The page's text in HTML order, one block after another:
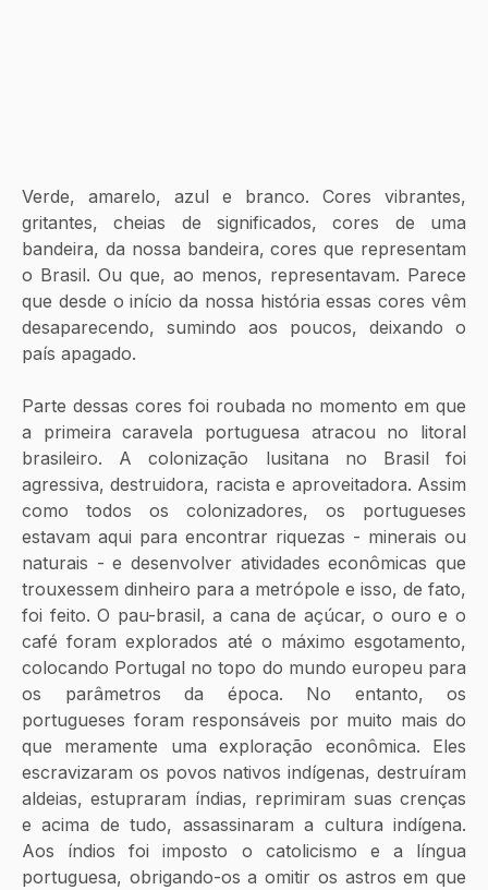
Verde, amarelo, azul e branco. Cores vibrantes,
gritantes, cheias de significados, cores de uma
bandeira, da nossa bandeira, cores que representam
o Brasil. Ou que, ao menos, representavam. Parece
que desde o início da nossa história essas cores vêm
desaparecendo, sumindo aos poucos, deixando o
país apagado.
Parte dessas cores foi roubada no momento em que
a primeira caravela portuguesa atracou no litoral
brasileiro. A colonização lusitana no Brasil foi
agressiva, destruidora, racista e aproveitadora. Assim
como todos os colonizadores, os portugueses
estavam aqui para encontrar riquezas - minerais ou
naturais - e desenvolver atividades econômicas que
trouxessem dinheiro para a metrópole e isso, de fato,
foi feito. O pau-brasil, a cana de açúcar, o ouro e o
café foram explorados até o máximo esgotamento,
colocando Portugal no topo do mundo europeu para
os parâmetros da época. No entanto, os
portugueses foram responsáveis por muito mais do
que meramente uma exploração econômica. Eles
escravizaram os povos nativos indígenas, destruíram
aldeias, estupraram índias, reprimiram suas crenças
e acima de tudo, assassinaram a cultura indígena.
Aos índios foi imposto o catolicismo e a língua
portuguesa, obrigando-os a omitir os astros em que